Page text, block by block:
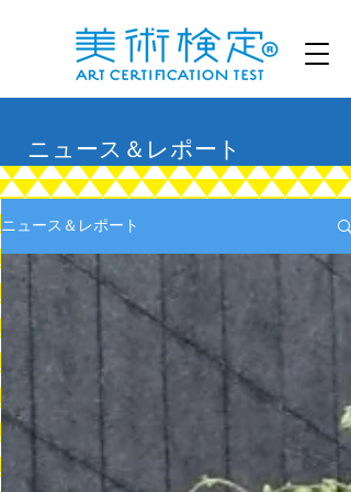
ニュース＆レポート
ニュース＆レポート